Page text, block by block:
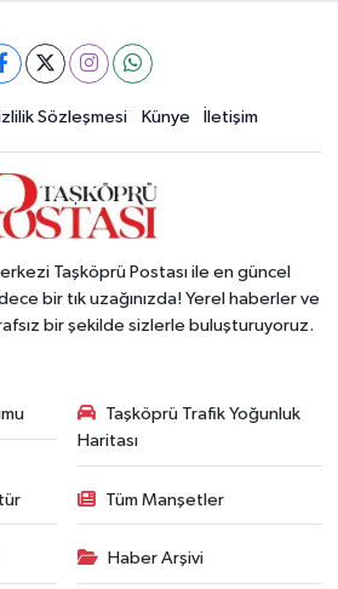
Sözleşmesi Künye İletişim
Taşköprü Postası ile en güncel
bir tık uzağınızda! Yerel haberler ve
bir şekilde sizlerle buluşturuyoruz.
Taşköprü Trafik Yoğunluk
Haritası
Tüm Manşetler
Haber Arşivi